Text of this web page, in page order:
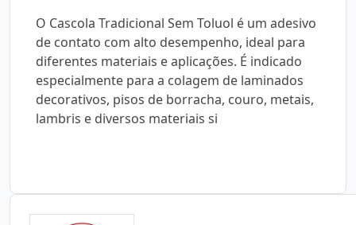
O Cascola Tradicional Sem Toluol é um adesivo
de contato com alto desempenho, ideal para
diferentes materiais e aplicações. É indicado
especialmente para a colagem de laminados
decorativos, pisos de borracha, couro, metais,
lambris e diversos materiais si